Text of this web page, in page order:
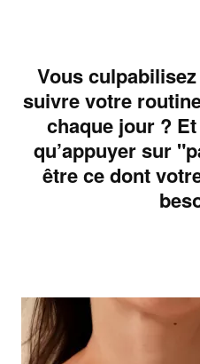
Vous culpabilisez
suivre votre
chaque jour ?
qu’appuyer sur
être ce dont